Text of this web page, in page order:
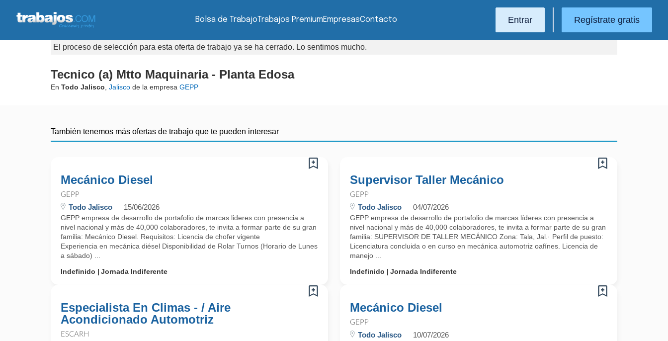
Bolsa de TrabajoTrabajos PremiumEmpresasContacto Entrar Regístrate gratis
El proceso de selección para esta oferta de trabajo ya se ha cerrado. Lo sentimos mucho.
Tecnico (a) Mtto Maquinaria - Planta Edosa
En Todo Jalisco Jalisco de la empresa GEPP
También tenemos más ofertas de trabajo que te pueden interesar
Mecánico Diesel
GEPP
Todo Jalisco 15/06/2026
GEPP empresa de desarrollo de portafolio de marcas lideres con presencia a
nivel nacional y más de 40,000 colaboradores, te invita a formar parte de su gran
familia: Mecánico Diesel. Requisitos: Licencia de chofer vigente
Experiencia en mecánica diésel Disponibilidad de Rolar Turnos (Horario de Lunes
a sábado) ...
Indefinido
Jornada Indiferente
Supervisor Taller Mecánico
GEPP
Todo Jalisco 04/07/2026
GEPP empresa de desarrollo de portafolio de marcas líderes con presencia a
nivel nacional y más de 40,000 colaboradores, te invita a formar parte de su gran
familia: SUPERVISOR DE TALLER MECÁNICO Zona: Tala, Jal.· Perfil de puesto:
Licenciatura concluida o en curso en mecánica automotriz oafínes. Licencia de
manejo ...
Indefinido
Jornada Indiferente
Especialista En Climas - / Aire
Acondicionado Automotriz
ESCARH
Mecánico Diesel
GEPP
Todo Jalisco 10/07/2026